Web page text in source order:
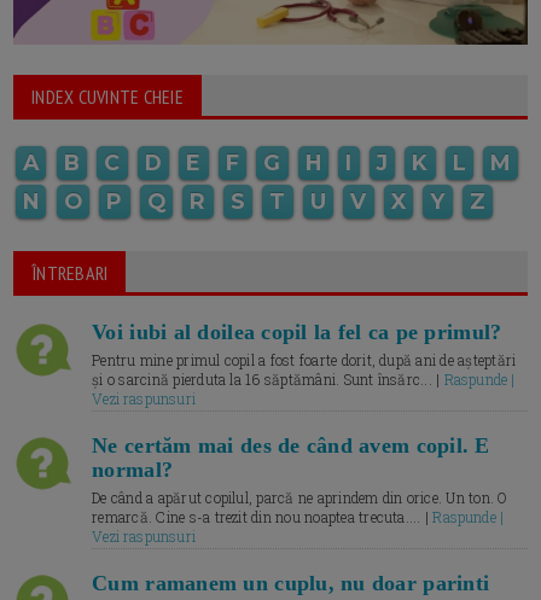
INDEX CUVINTE CHEIE
A B C D E F G H I J K L
M
N
O P Q R S T U V X Y Z
ÎNTREBARI
Voi iubi al doilea copil la fel ca pe primul?
Pentru mine primul copil a fost foarte dorit, după ani de așteptări
și o sarcină pierduta la 16 săptămâni. Sunt însărc... | Raspunde |
Vezi raspunsuri
Ne certăm mai des de când avem copil. E
normal?
De când a apărut copilul, parcă ne aprindem din orice. Un ton. O
remarcă. Cine s-a trezit din nou noaptea trecuta.... |Raspunde |
Vezi raspunsuri
Cum ramanem un cuplu, nu doar parinti